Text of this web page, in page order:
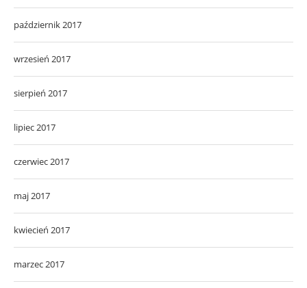
październik 2017
wrzesień 2017
sierpień 2017
lipiec 2017
czerwiec 2017
maj 2017
kwiecień 2017
marzec 2017